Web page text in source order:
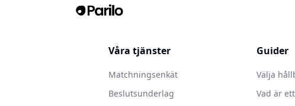
Våra tjänster
Matchningsenkät
Beslutsunderlag
Guider
Välja
Vad är